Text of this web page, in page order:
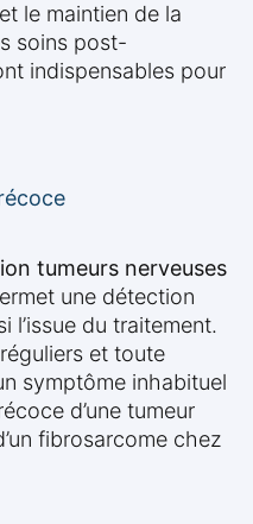
le maintien de la
soins post-
indispensables pour
tumeurs nerveuses
une détection
l’issue du traitement.
et toute
symptôme inhabituel
d’une tumeur
fibrosarcome chez